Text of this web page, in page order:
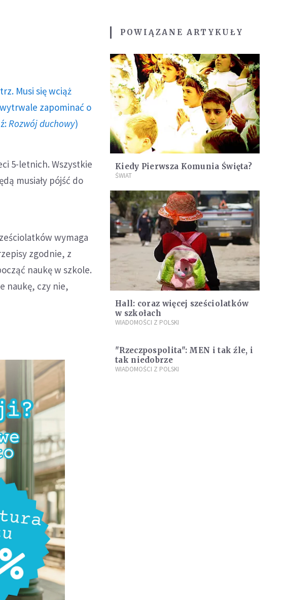
Musi się wciąż
zapominać o
Rozwój duchowy)
5-letnich. Wszystkie
musiały pójść do
wymaga
zgodnie, z
naukę w szkole.
naukę, czy nie,
POWIĄZANE ARTYKUŁY
Kiedy Pierwsza Komunia Święta?
ŚWIAT
Hall: coraz więcej sześciolatków
w szkołach
WIADOMOŚCI Z POLSKI
"Rzeczpospolita": MEN i tak źle, i
tak niedobrze
WIADOMOŚCI Z POLSKI